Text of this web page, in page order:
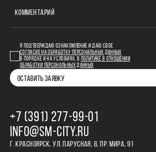
КОММЕНТАРИЙ
Я ПОДТВЕРЖДАЮ ОЗНАКОМЛЕНИЕ И ДАЮ СВОЕ
СОГЛАСИЕ НА ОБРАБОТКУ ПЕРСОНАЛЬНЫХ ДАННЫХ
В ПОРЯДКЕ И НА УСЛОВИЯХ, В
ПОЛИТИКЕ В ОТНОШЕНИИ
ОБРАБОТКИ ПЕРСОНАЛЬНЫХ ДАННЫХ
ОСТАВИТЬ ЗАЯВКУ
+7 (391) 277‒99‒01
INFO@SM-CITY.RU
Г. КРАСНОЯРСК, УЛ. ПАРУСНАЯ, 8, ПР. МИРА, 91